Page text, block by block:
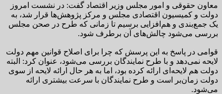
معاون حقوقی و امور مجلس وزیر اقتصاد گفت: در نشست امروز
دولت و کمیسیون اقتصادی مجلس و مرکز پژوهش‌ها قرار شد، به
یک جمع‌بندی و هم‌افزایی برسیم تا زمانی که طرح در صحن مجلس
بررسی می‌شود چالش‌های آن برطرف شود.
قوامی در پاسخ به این پرسش که چرا برای اصلاح قوانین مهم دولت
لایحه نمی‌دهد و با طرح نمایندگان بررسی می‌شود، عنوان کرد: البته
دولت هم لایحه‌ای ارائه کرده بود، اما به هر حال ارائه لایحه از سوی
دولت زمان‌بر است و طرح نمایندگان با سرعت بیشتری ارائه
می‌شود.